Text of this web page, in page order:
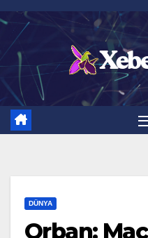
Skip
content
DÜNYA
Orban: